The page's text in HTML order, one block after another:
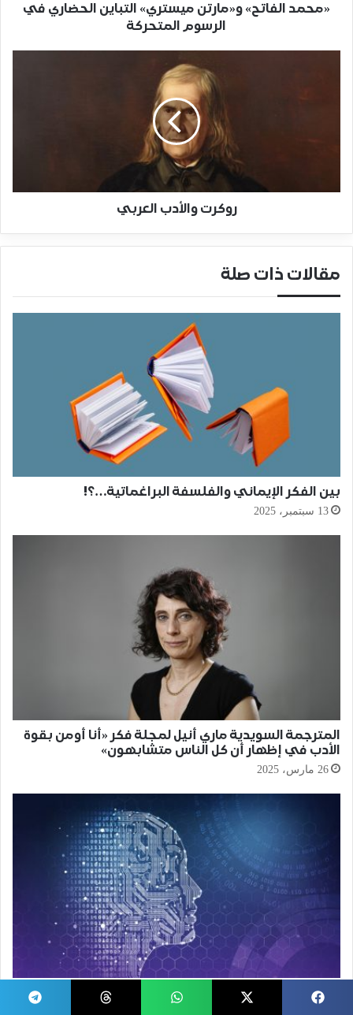
«محمد الفاتح» و«مارتن ميستري» التباين الحضاري في
الرسوم المتحركة
روكرت والأدب العربي
مقالات ذات صلة
بين الفكر الإيماني والفلسفة البراغماتية…؟!
13 سبتمبر، 2025
المترجمة السويدية ماري أنيل لمجلة فكر «أنا أومن بقوة
الأدب في إظهار أن كل الناس متشابهون»
26 مارس، 2025
ثورة الذكاء الاصطناعي ونظرية المؤامرة